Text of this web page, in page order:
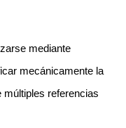
mediante
mecánicamente la
múltiples referencias